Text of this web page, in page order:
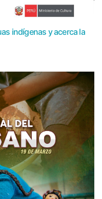
indígenas y acerca la